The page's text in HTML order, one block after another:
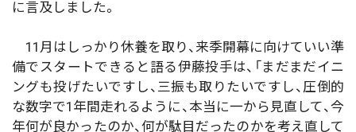
に言及しました。
11月はしっかり休養を取り、来季開幕に向けていい準
備でスタートできると語る伊藤投手は、「まだまだイニ
ングも投げたいですし、三振も取りたいですし、圧倒的
な数字で1年間走れるように、本当に一から見直して、今
年何が良かったのか、何が駄目だったのかを考え直して